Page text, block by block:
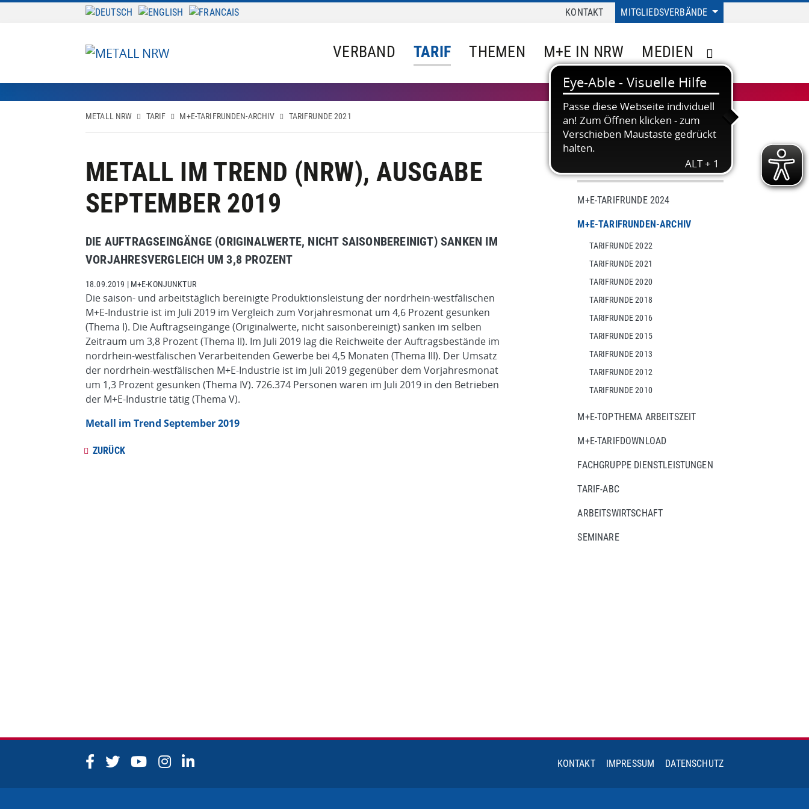
MITGLIEDSVERBÄNDE
KONTAKT
VERBAND TARIF THEMEN M+E IN NRW MEDIEN
METALL NRW TARIF M+E-TARIFRUNDEN-ARCHIV TARIFRUNDE 2021
METALL IM TREND (NRW), AUSGABE
SEPTEMBER 2019
DIE AUFTRAGSEINGÄNGE (ORIGINALWERTE, NICHT SAISONBEREINIGT) SANKEN IM
VORJAHRESVERGLEICH UM 3,8 PROZENT
18.09.2019 | M+E-KONJUNKTUR
Die saison- und arbeitstäglich bereinigte Produktionsleistung der nordrhein-westfälischen
M+E-Industrie ist im Juli 2019 im Vergleich zum Vorjahresmonat um 4,6 Prozent gesunken
(Thema I). Die Auftragseingänge (Originalwerte, nicht saisonbereinigt) sanken im selben
Zeitraum um 3,8 Prozent (Thema II). Im Juli 2019 lag die Reichweite der Auftragsbestände im
nordrhein-westfälischen Verarbeitenden Gewerbe bei 4,5 Monaten (Thema III). Der Umsatz
der nordrhein-westfälischen M+E-Industrie ist im Juli 2019 gegenüber dem Vorjahresmonat
um 1,3 Prozent gesunken (Thema IV). 726.374 Personen waren im Juli 2019 in den Betrieben
der M+E-Industrie tätig (Thema V).
Metall im Trend September 2019
ZURÜCK
TARIF
M+E-TARIFRUNDE 2024
M+E-TARIFRUNDEN-ARCHIV
TARIFRUNDE 2022
TARIFRUNDE 2021
TARIFRUNDE 2020
TARIFRUNDE 2018
TARIFRUNDE 2016
TARIFRUNDE 2015
TARIFRUNDE 2013
TARIFRUNDE 2012
TARIFRUNDE 2010
M+E-TOPTHEMA ARBEITSZEIT
M+E-TARIFDOWNLOAD
FACHGRUPPE DIENSTLEISTUNGEN
TARIF-ABC
ARBEITSWIRTSCHAFT
SEMINARE
KONTAKT IMPRESSUM DATENSCHUTZ